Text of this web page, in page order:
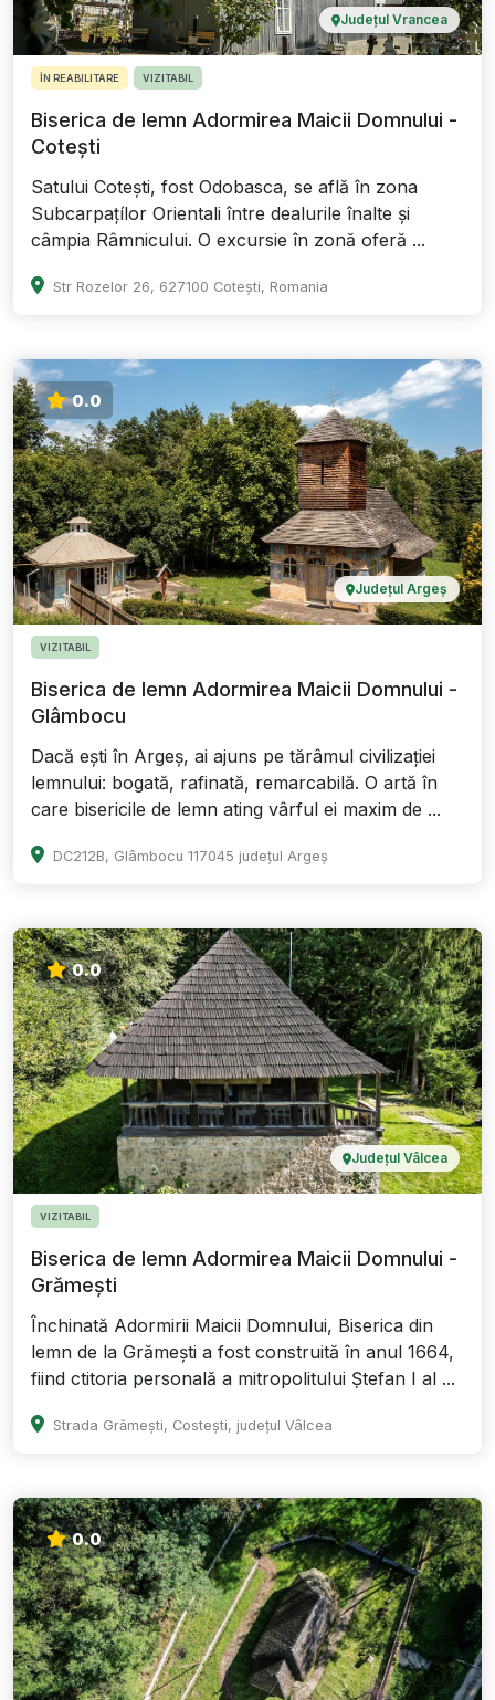
Județul Vrancea
ÎN REABILITARE VIZITABIL
Biserica de lemn Adormirea Maicii Domnului -
Cotești
Satului Cotești, fost Odobasca, se află în zona
Subcarpațílor Orientali între dealurile înalte și
câmpia Râmnicului. O excursie în zonă oferă ...
Str Rozelor 26, 627100 Cotești, Romania
0.0
Județul Argeș
VIZITABIL
Biserica de lemn Adormirea Maicii Domnului -
Glâmbocu
Dacă ești în Argeș, ai ajuns pe tărâmul civilizației
lemnului: bogată, rafinată, remarcabilă. O artă în
care bisericile de lemn ating vârful ei maxim de ...
DC212B, Glâmbocu 117045 județul Argeș
0.0
Județul Vâlcea
VIZITABIL
Biserica de lemn Adormirea Maicii Domnului -
Grămești
Închinată Adormirii Maicii Domnului, Biserica din
lemn de la Grămești a fost construită în anul 1664,
fiind ctitoria personală a mitropolitului Ștefan I al ...
Strada Grămești, Costești, județul Vâlcea
0.0